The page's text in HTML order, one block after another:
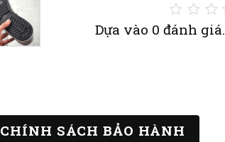
Dựa vào 0 đánh giá.
CHÍNH SÁCH BẢO HÀNH